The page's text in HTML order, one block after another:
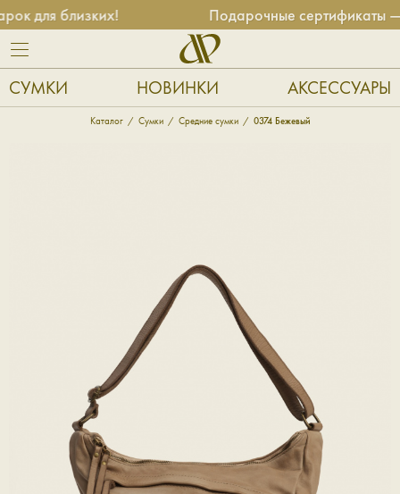
для близких! Подарочные сертификаты —
СУМКИ НОВИНКИ АКСЕССУАРЫ
Каталог Сумки Средние сумки 0374 Бежевый